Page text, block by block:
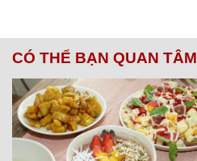
CÓ THỂ BẠN QUAN TÂM